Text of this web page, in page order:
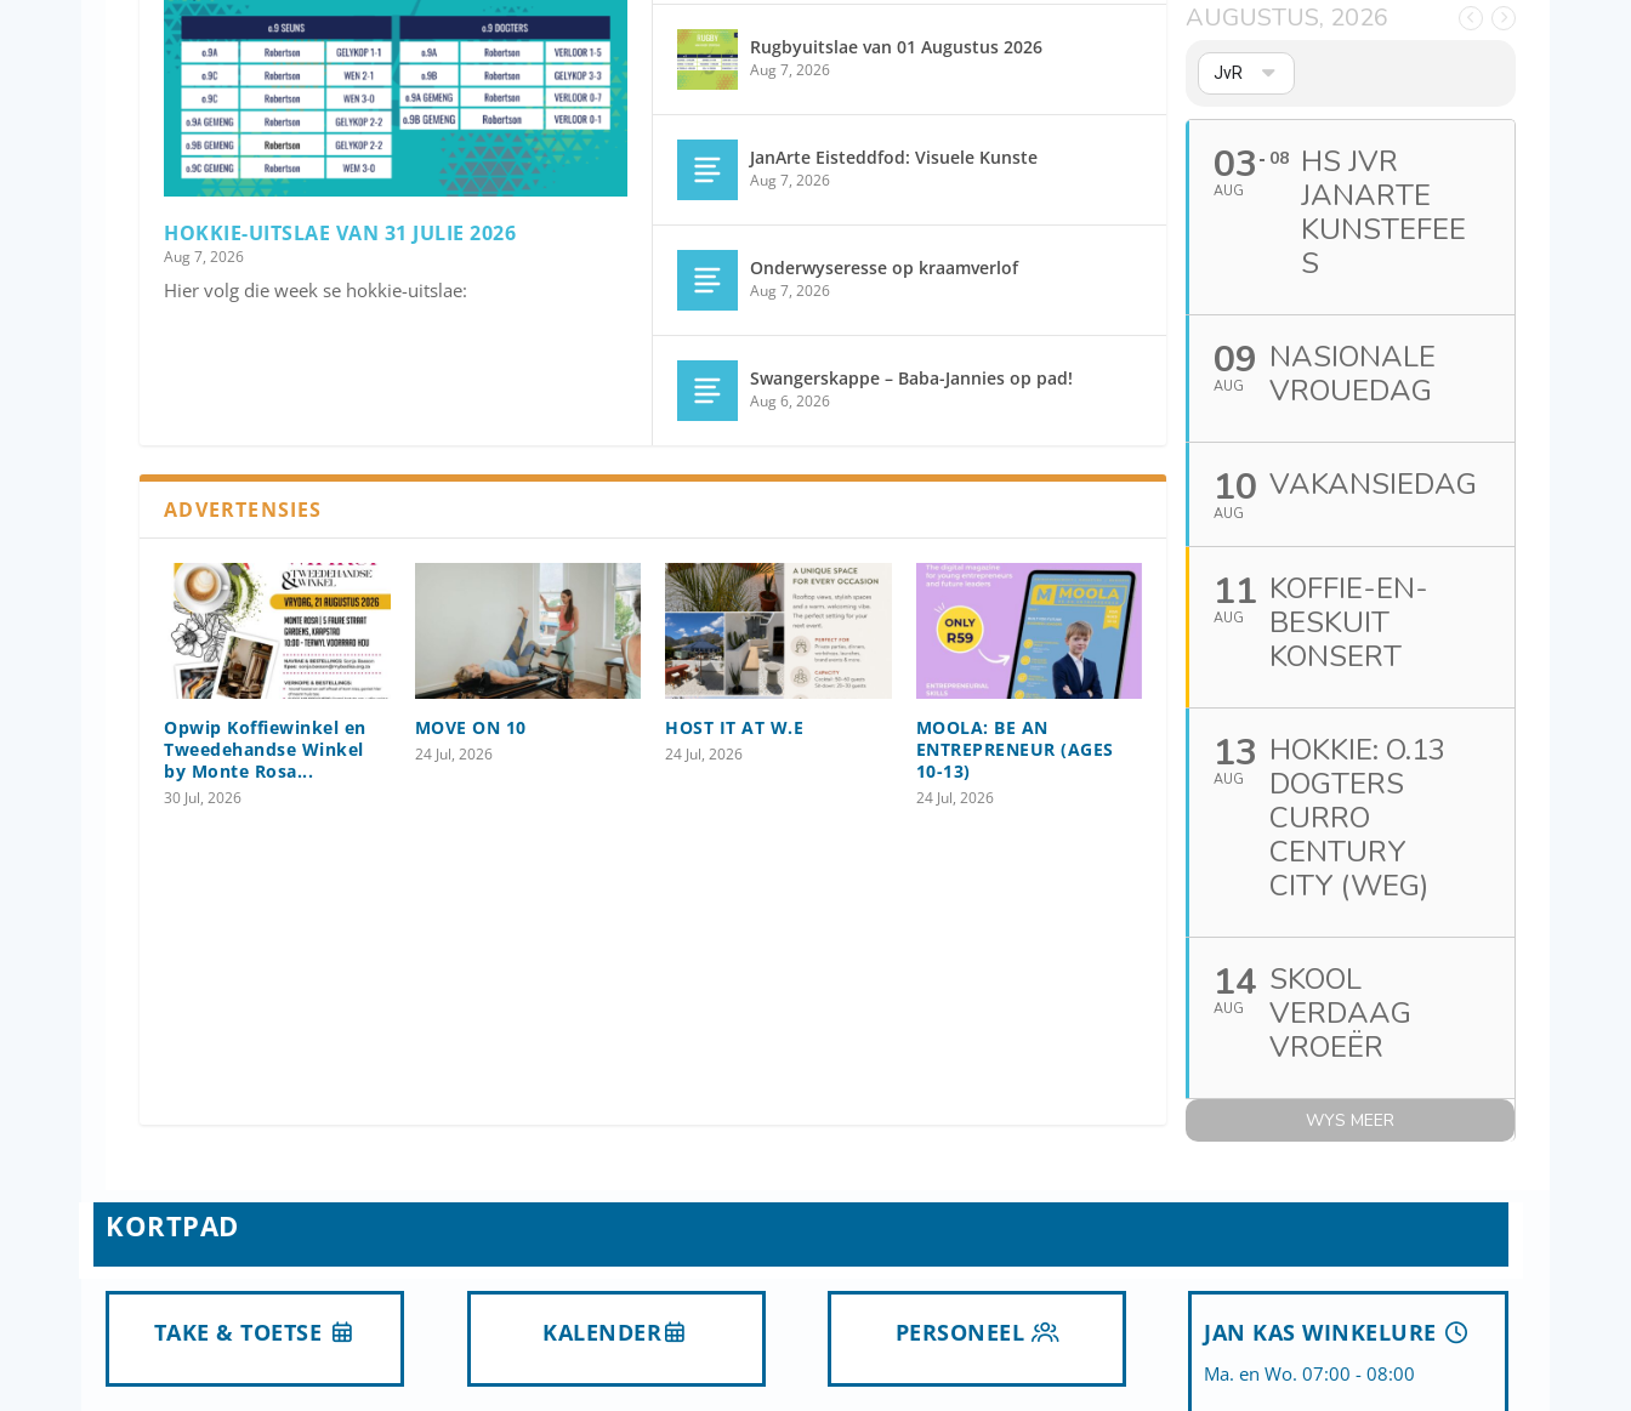
HOKKIE-UITSLAE VAN 31 JULIE 2026
Aug 7, 2026
Hier volg die week se hokkie-uitslae:
Rugbyuitslae van 01 Augustus 2026
Aug 7, 2026
JanArte Eisteddfod: Visuele Kunste
Aug 7, 2026
Onderwyseresse op kraamverlof
Aug 7, 2026
Swangerskappe – Baba-Jannies op pad!
Aug 6, 2026
ADVERTENSIES
Opwip Koffiewinkel en
Tweedehandse Winkel
by Monte Rosa...
30 Jul, 2026
MOVE ON 10
24 Jul, 2026
HOST IT AT W.E
24 Jul, 2026
MOOLA: BE AN
ENTREPRENEUR (AGES
10-13)
24 Jul, 2026
AUGUSTUS, 2026
JvR
03
AUG
08
HS JVR
JANARTE
KUNSTEFEE
S
09
AUG
NASIONALE
VROUEDAG
10
AUG
VAKANSIEDAG
11
AUG
KOFFIE-EN-
BESKUIT
KONSERT
13
AUG
HOKKIE: O.13
DOGTERS
CURRO
CENTURY
CITY (WEG)
14
AUG
SKOOL
VERDAAG
VROEËR
WYS MEER
KORTPAD
TAKE & TOETSE KALENDER PERSONEEL JAN KAS WINKELURE
Ma. en Wo. 07:00 - 08:00